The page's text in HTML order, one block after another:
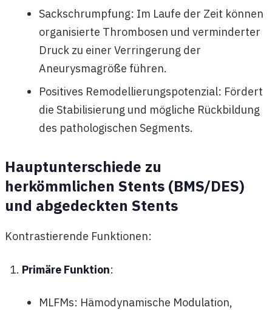
Sackschrumpfung: Im Laufe der Zeit können
organisierte Thrombosen und verminderter
Druck zu einer Verringerung der
Aneurysmagröße führen.
Positives Remodellierungspotenzial: Fördert
die Stabilisierung und mögliche Rückbildung
des pathologischen Segments.
Hauptunterschiede zu
herkömmlichen Stents (BMS/DES)
und abgedeckten Stents
Kontrastierende Funktionen:
Primäre Funktion:
MLFMs: Hämodynamische Modulation,